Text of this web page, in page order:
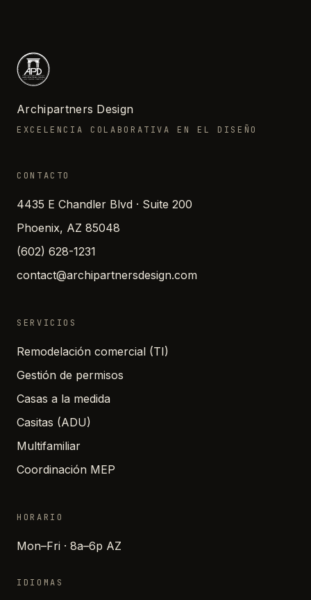
Archipartners Design
EXCELENCIA COLABORATIVA EN EL DISEÑO
CONTACTO
4435 E Chandler Blvd · Suite 200
Phoenix, AZ 85048
(602) 628-1231
contact@archipartnersdesign.com
SERVICIOS
Remodelación comercial (TI)
Gestión de permisos
Casas a la medida
Casitas (ADU)
Multifamiliar
Coordinación MEP
HORARIO
Mon–Fri · 8a–6p AZ
IDIOMAS